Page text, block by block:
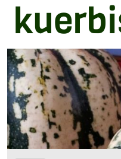
Zum Hauptinhalt